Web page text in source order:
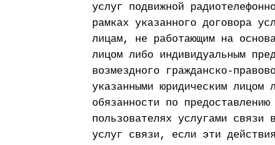
услуг подвижной
рамках указанного договора
лицам, не работающим на
лицом либо индивидуальным
возмездного гражданско-
указанными юридическим лицом
обязанности по
пользователях услугами связи
услуг связи, если эти